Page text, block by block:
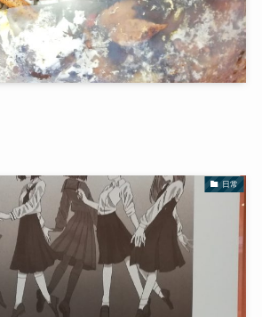
日常